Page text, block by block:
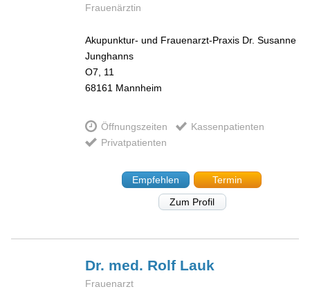
Frauenärztin
Akupunktur- und Frauenarzt-Praxis Dr. Susanne
Junghanns
O7, 11
68161 Mannheim
Öffnungszeiten
Kassenpatienten
Privatpatienten
Empfehlen
Termin
Zum Profil
Dr. med. Rolf Lauk
Frauenarzt